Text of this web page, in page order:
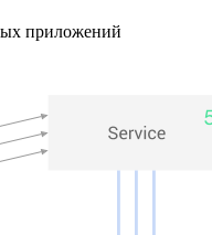
приложений